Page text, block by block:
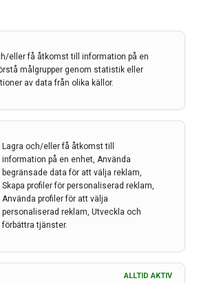
eller få åtkomst till information på en
målgrupper genom statistik eller
av data från olika källor.
Lagra och/eller få åtkomst till
information på en enhet, Använda
begränsade data för att välja reklam,
Skapa profiler för personaliserad reklam,
Använda profiler för att välja
personaliserad reklam, Utveckla och
förbättra tjänster.
ALLTID AKTIV
endovaskulär metod där man med
avlägsnar en propp i hjärnan. Mycket
Erik Lundström,
vid Neurologkliniken, Karolinska
Solna, bevisläget för
stroke